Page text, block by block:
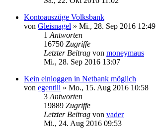
Kontoauszüge Volksbank
von Gleisnagel » Mi., 28. Sep 2016 12:49
1 Antworten
16750 Zugriffe
Letzter Beitrag von moneymaus
Mi., 28. Sep 2016 13:07
Kein einloggen in Netbank möglich
von egentili » Mo., 15. Aug 2016 10:58
3 Antworten
19889 Zugriffe
Letzter Beitrag von vader
Mi., 24. Aug 2016 09:53